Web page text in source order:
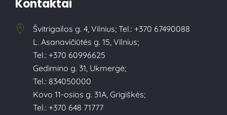
Kontaktai
Švitrigailos g. 4, Vilnius; Tel.: +370 67490088
L. Asanavičiūtės g. 15, Vilnius;
Tel.: +370 60996625
Gedimino g. 31, Ukmergė;
Tel.: 834050000
Kovo 11-osios g. 31A, Grigiškės;
Tel.: +370 648 71777